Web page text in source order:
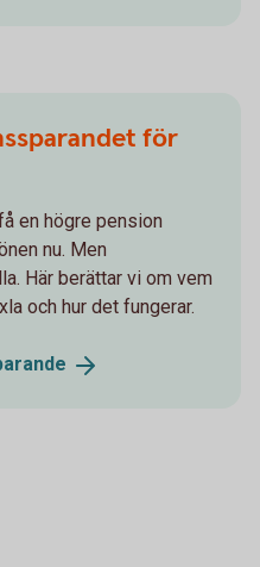
för
en högre pension
nu. Men
Här berättar vi om vem
och hur det fungerar.